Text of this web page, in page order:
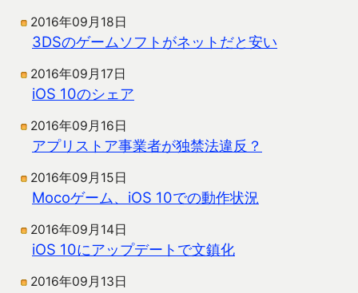
2016年09月18日
3DSのゲームソフトがネットだと安い
2016年09月17日
iOS 10のシェア
2016年09月16日
アプリストア事業者が独禁法違反？
2016年09月15日
Mocoゲーム、iOS 10での動作状況
2016年09月14日
iOS 10にアップデートで文鎮化
2016年09月13日